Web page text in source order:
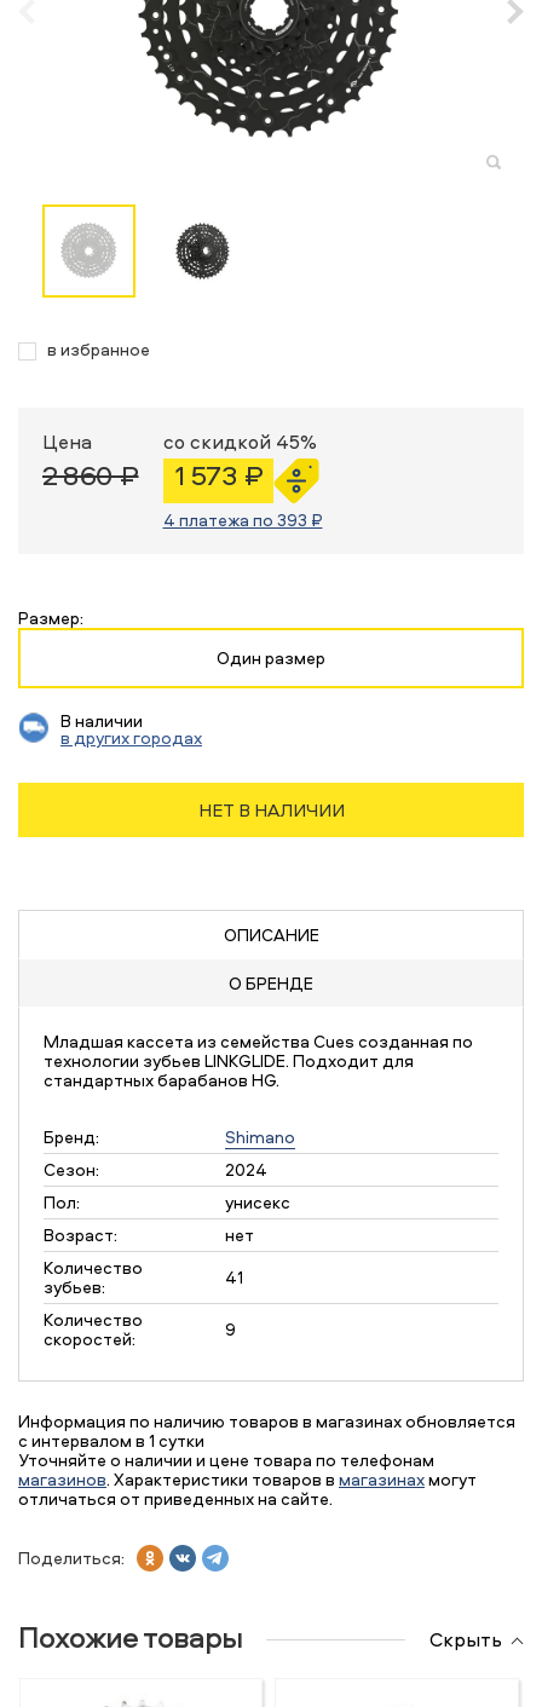
в избранное
Цена
2 860 ₽
со скидкой 45%
1 573 ₽
4 платежа по 393 ₽
Размер:
Один размер
В наличии
в других городах
НЕТ В НАЛИЧИИ
ОПИСАНИЕ
О БРЕНДЕ
Младшая кассета из семейства Cues созданная по
технологии зубьев LINKGLIDE. Подходит для
стандартных барабанов HG.
Бренд:
Shimano
Сезон:
2024
Пол:
унисекс
Возраст:
нет
Количество
зубьев:
41
Количество
скоростей:
9
Информация по наличию товаров в магазинах обновляется
с интервалом в 1 сутки
Уточняйте о наличии и цене товара по телефонам
магазинов. Характеристики товаров в магазинахмогут
отличаться от приведенных на сайте.
Поделиться:
Похожие товары Скрыть